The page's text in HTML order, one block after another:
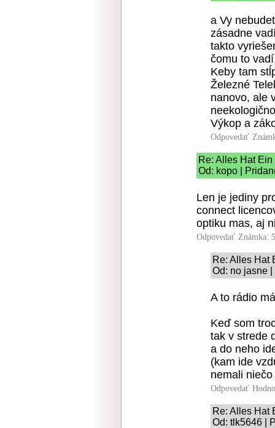
a Vy
zásadne
takto
čomu to
Keby tam
Železné
nanovo, ale
Výkop a
Odpovedať
Re: Alles Hat
Od: kopo |
Len je jediny
connect
optiku mas, aj
Odpovedať Známka:
Re: Alles Hat
Od: no jasne
A to rádio
Keď som
tak v strede
a do neho
(kam ide
nemali
Odpovedať
Re: Alles Hat
Od: tlk5646 |